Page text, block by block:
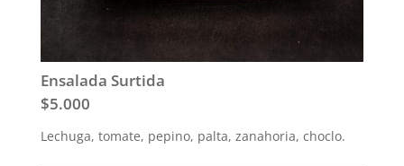
Ensalada Surtida
$5.000
Lechuga, tomate, pepino, palta, zanahoria, choclo.